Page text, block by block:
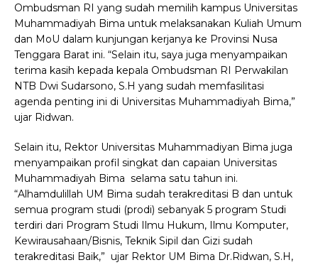
Ombudsman RI yang sudah memilih kampus Universitas
Muhammadiyah Bima untuk melaksanakan Kuliah Umum
dan MoU dalam kunjungan kerjanya ke Provinsi Nusa
Tenggara Barat ini. “Selain itu, saya juga menyampaikan
terima kasih kepada kepala Ombudsman RI Perwakilan
NTB Dwi Sudarsono, S.H yang sudah memfasilitasi
agenda penting ini di Universitas Muhammadiyah Bima,”
ujar Ridwan.
Selain itu, Rektor Universitas Muhammadiyan Bima juga
menyampaikan profil singkat dan capaian Universitas
Muhammadiyah Bima selama satu tahun ini.
“Alhamdulillah UM Bima sudah terakreditasi B dan untuk
semua program studi (prodi) sebanyak 5 program Studi
terdiri dari Program Studi Ilmu Hukum, Ilmu Komputer,
Kewirausahaan/Bisnis, Teknik Sipil dan Gizi sudah
terakreditasi Baik,” ujar Rektor UM Bima Dr.Ridwan, S.H,